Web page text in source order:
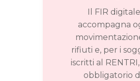
Il FIR digitale
accompagna
rifiuti e, per i
iscritti al RENTRI,
obbligatorio